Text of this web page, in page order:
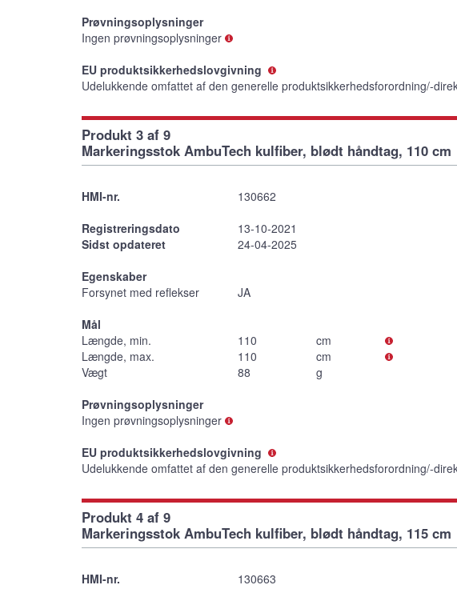
Prøvningsoplysninger
Ingen prøvningsoplysninger
EU produktsikkerhedslovgivning
Udelukkende omfattet af den generelle produktsikkerhedsforordning/-
Produkt 3 af 9
Markeringsstok AmbuTech kulfiber, blødt håndtag, 110 cm
HMI-nr.
130662
Registreringsdato
13-10-2021
Sidst opdateret
24-04-2025
Egenskaber
Forsynet med reflekser
JA
Mål
Længde, min.
110
cm
Længde, max.
110
cm
Vægt
88
g
Prøvningsoplysninger
Ingen prøvningsoplysninger
EU produktsikkerhedslovgivning
Udelukkende omfattet af den generelle produktsikkerhedsforordning/-
Produkt 4 af 9
Markeringsstok AmbuTech kulfiber, blødt håndtag, 115 cm
HMI-nr.
130663